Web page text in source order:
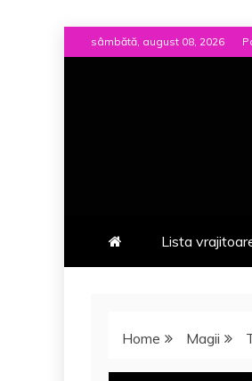
to
sâmbătă, august 08, 2026
Lista
Home Magii